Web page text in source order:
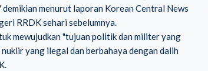
menurut laporan Korean Central News
RRDK sehari sebelumnya.
mewujudkan "tujuan politik dan militer yang
yang ilegal dan berbahaya dengan dalih